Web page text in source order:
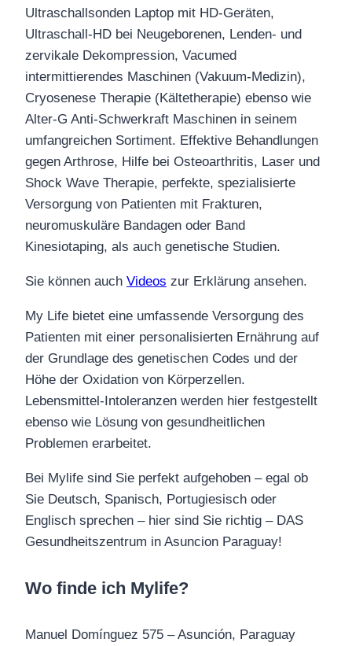
Ultraschallsonden Laptop mit HD-Geräten,
Ultraschall-HD bei Neugeborenen, Lenden- und
zervikale Dekompression, Vacumed
intermittierendes Maschinen (Vakuum-Medizin),
Cryosenese Therapie (Kältetherapie) ebenso wie
Alter-G Anti-Schwerkraft Maschinen in seinem
umfangreichen Sortiment. Effektive Behandlungen
gegen Arthrose, Hilfe bei Osteoarthritis, Laser und
Shock Wave Therapie, perfekte, spezialisierte
Versorgung von Patienten mit Frakturen,
neuromuskuläre Bandagen oder Band
Kinesiotaping, als auch genetische Studien.
Sie können auch Videos zur Erklärung ansehen.
My Life bietet eine umfassende Versorgung des
Patienten mit einer personalisierten Ernährung auf
der Grundlage des genetischen Codes und der
Höhe der Oxidation von Körperzellen.
Lebensmittel-Intoleranzen werden hier festgestellt
ebenso wie Lösung von gesundheitlichen
Problemen erarbeitet.
Bei Mylife sind Sie perfekt aufgehoben – egal ob
Sie Deutsch, Spanisch, Portugiesisch oder
Englisch sprechen – hier sind Sie richtig – DAS
Gesundheitszentrum in Asuncion Paraguay!
Wo finde ich Mylife?
Manuel Domínguez 575 – Asunción, Paraguay